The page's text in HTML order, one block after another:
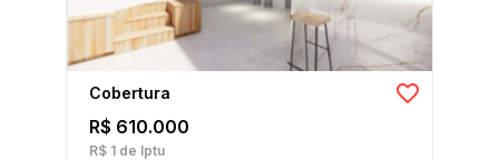
Cobertura
R$ 610.000
R$ 1 de Iptu